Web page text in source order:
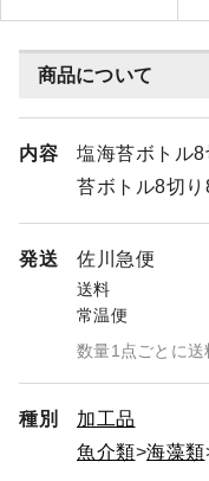
商品について
内容
塩海苔ボトル
苔ボトル8切
発送 佐川急便
送料
常温便
数量1点ごとに送
種別
加工品
魚介類 海藻類